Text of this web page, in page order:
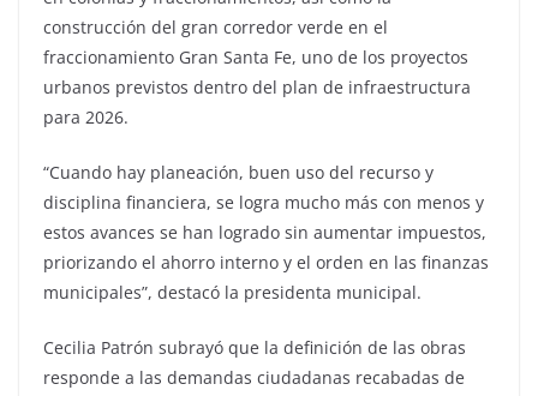
construcción del gran corredor verde en el
fraccionamiento Gran Santa Fe, uno de los proyectos
urbanos previstos dentro del plan de infraestructura
para 2026.
“Cuando hay planeación, buen uso del recurso y
disciplina financiera, se logra mucho más con menos y
estos avances se han logrado sin aumentar impuestos,
priorizando el ahorro interno y el orden en las finanzas
municipales”, destacó la presidenta municipal.
Cecilia Patrón subrayó que la definición de las obras
responde a las demandas ciudadanas recabadas de